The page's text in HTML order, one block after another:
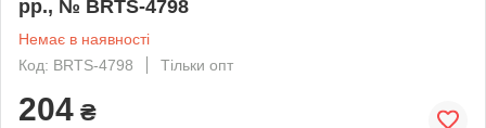
рр., № BRTS-4798
Немає в наявності
Код: BRTS-4798
Тільки опт
204 ₴